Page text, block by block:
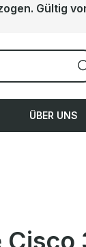
Gültig
ÜBER UNS
Cisco